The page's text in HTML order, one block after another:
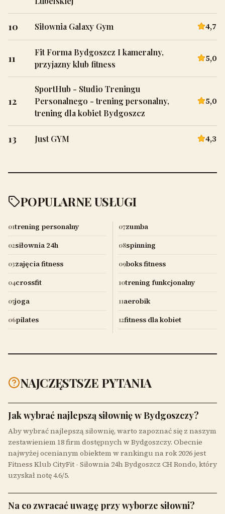
10 Siłownia Galaxy Gym 4,7
11
Fit Forma Bydgoszcz I kameralny,
przyjazny klub fitness
5,0
12
SportHub - Studio Treningu
Personalnego - trening personalny,
trening dla kobiet Bydgoszcz
5,0
13 Just GYM 4,3
POPULARNE USŁUGI
01trening personalny
02siłownia 24h
03zajęcia fitness
04crossfit
05joga
06pilates
07zumba
08spinning
09boks fitness
10trening funkcjonalny
11aerobik
12fitness dla kobiet
NAJCZĘSTSZE PYTANIA
Jak wybrać najlepszą siłownię w Bydgoszczy?
Aby wybrać najlepszą siłownię, warto zapoznać się z naszym
zestawieniem 18 firm dostępnych w Bydgoszczy. Obecnie
najwyżej ocenianym obiektem w rankingu na rok 2026 jest
Fitness Klub CityFit - Siłownia 24h Bydgoszcz CH Rondo, który
uzyskał notę 4.6/5.
Na co zwracać uwagę przy wyborze siłowni?